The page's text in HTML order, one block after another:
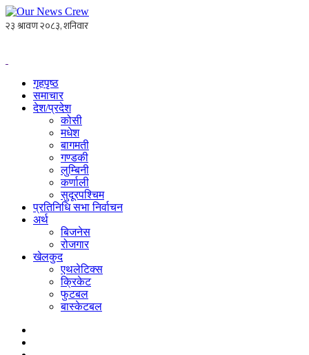
गृहपृष्ठ
समाचार
देश/प्रदेश
कोसी
मधेश
बागमती
गण्डकी
लुम्बिनी
कर्णाली
सुदूरपश्चिम
प्रतिनिधि सभा निर्वाचन
अर्थ
बिजनेस
रोजगार
खेलकुद
एथलेटिक्स
क्रिकेट
फुटबल
बास्केटबल